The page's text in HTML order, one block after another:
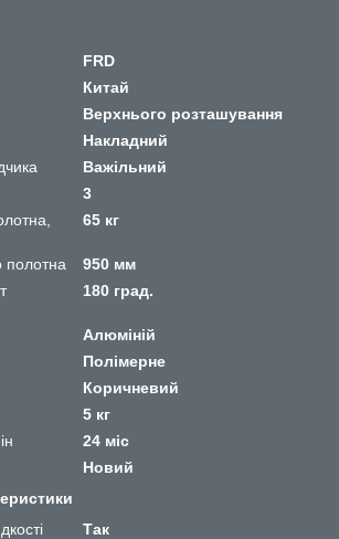
FRD
Китай
Верхнього розташування
Накладний
Важільний
3
65 кг
полотна
950 мм
180 град.
Алюміній
Полімерне
Коричневий
5 кг
24 міс
Новий
Так